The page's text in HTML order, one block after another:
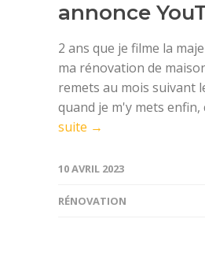
annonce
2 ans que je filme la
ma rénovation de
remets au mois suivant
quand je m'y mets enfin,
suite →
10 AVRIL 2023
RÉNOVATION